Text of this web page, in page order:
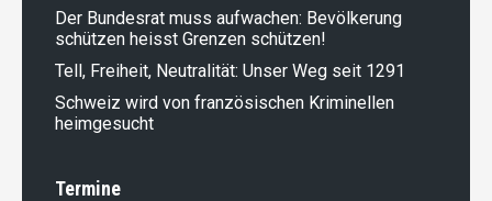
Der Bundesrat muss aufwachen: Bevölkerung
schützen heisst Grenzen schützen!
Tell, Freiheit, Neutralität: Unser Weg seit 1291
Schweiz wird von französischen Kriminellen
heimgesucht
Termine